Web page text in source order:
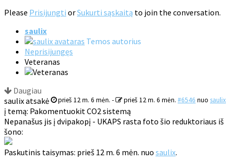
Please Prisijungti orSukurti sąskaitą to join the conversation.
saulix
Temos autorius
Neprisijungęs
Veteranas
Daugiau
prieš 12 m. 6 mėn. - prieš 12 m. 6 mėn. #6546 nuo saulix
saulix atsakė
į temą: Pakomentuokit CO2 sistemą
Nepanašus jis į dvipakopį - UKAPS rasta foto šio reduktoriaus iš
šono:
Paskutinis taisymas: prieš 12 m. 6 mėn. nuo saulix.